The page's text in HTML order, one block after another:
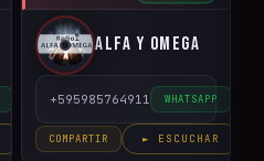
Alfa y Omega
+595985764911 WHATSAPP
COMPARTIR ► ESCUCHAR